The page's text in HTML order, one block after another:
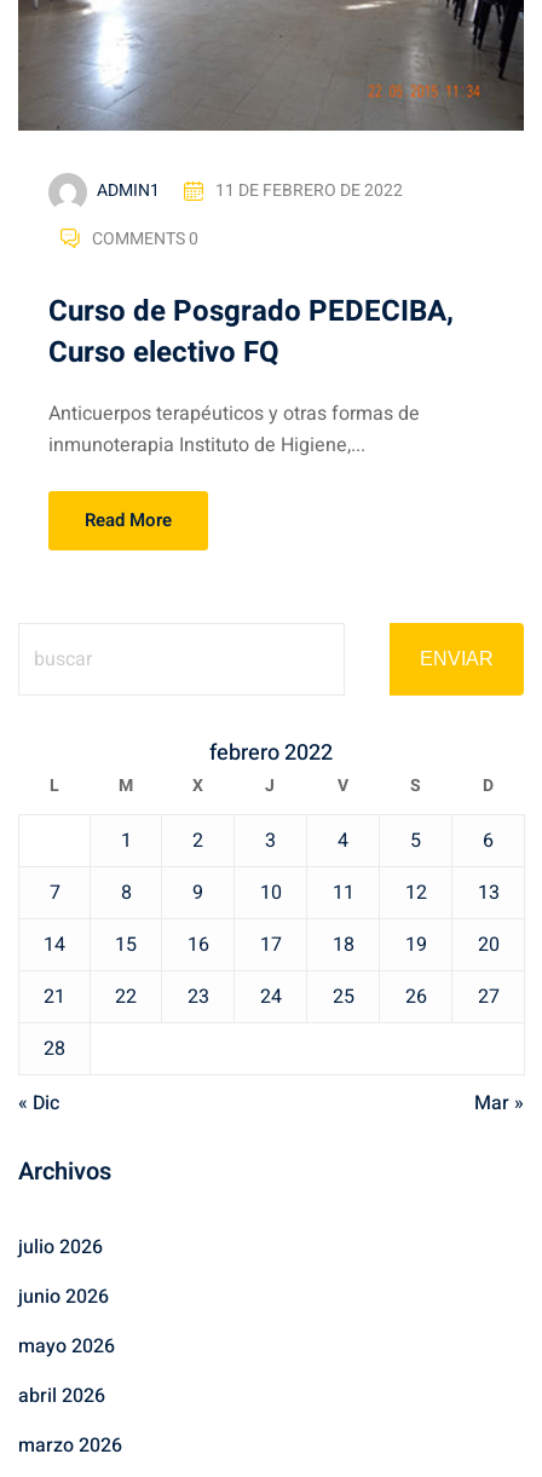
ADMIN1
11 DE FEBRERO DE 2022
COMMENTS 0
Curso de Posgrado PEDECIBA,
Curso electivo FQ
Anticuerpos terapéuticos y otras formas de
inmunoterapia Instituto de Higiene,...
Read More
ENVIAR
febrero 2022
L M X J V S D
1 2 3 4 5
6
7
8 9 10 11 12
13
14
15 16 17 18 19
20
21
22 23 24 25 26
27
28
« Dic
Mar »
Archivos
julio 2026
junio 2026
mayo 2026
abril 2026
marzo 2026